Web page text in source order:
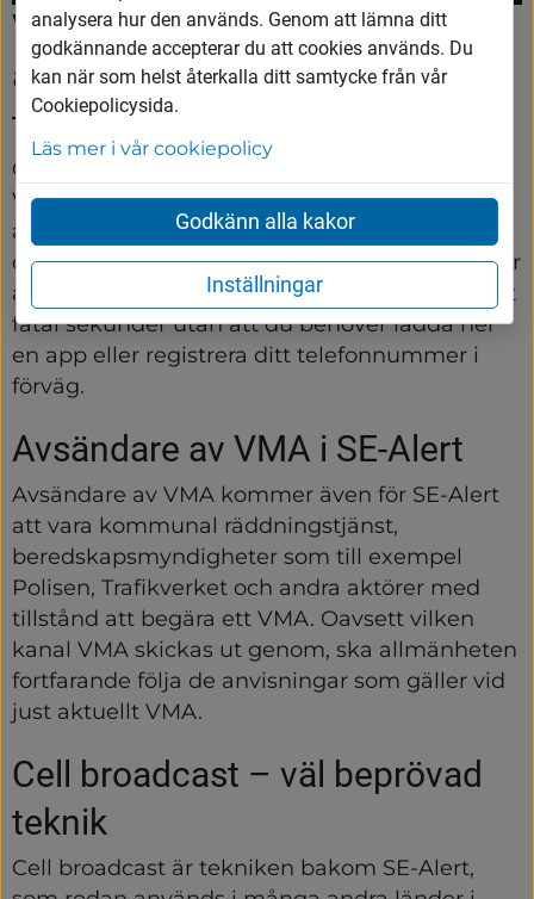
VMA till mobiltelefonen utan
app eller registrerat
telefonnummer
Genom SE-Alert kommer du, framförallt vid
VMA-utskick som omfattar många människor,
att kunna ta del av informationen snabbare
och mer effektivt. Tekniken bakom SE-Alert gör
att mobiltelefoner i hela Sverige kan nås på ett
fåtal sekunder utan att du behöver ladda ner
en app eller registrera ditt telefonnummer i
förväg.
Avsändare av VMA i SE-Alert
Avsändare av VMA kommer även för SE-Alert
att vara kommunal räddningstjänst,
beredskapsmyndigheter som till exempel
Polisen, Trafikverket och andra aktörer med
tillstånd att begära ett VMA. Oavsett vilken
kanal VMA skickas ut genom, ska allmänheten
fortfarande följa de anvisningar som gäller vid
just aktuellt VMA.
Cell broadcast – väl beprövad
teknik
Cell broadcast är tekniken bakom SE-Alert,
analysera hur den används. Genom att lämna ditt
godkännande accepterar du att cookies används. Du
kan när som helst återkalla ditt samtycke från vår
Cookiepolicysida.
Läs mer i vår cookiepolicy
Godkänn alla kakor
Inställningar